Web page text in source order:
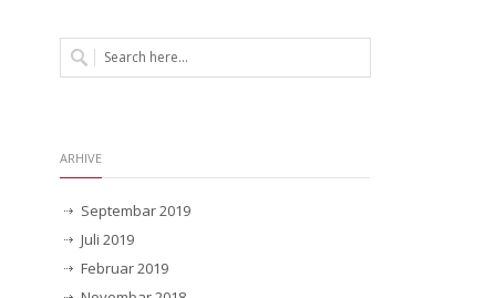
ARHIVE
Septembar 2019
Juli 2019
Februar 2019